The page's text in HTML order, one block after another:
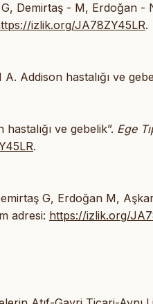
Demirtaş - M, Erdoğan -
izlik.org/JA78ZY45LR.
Addison hastalığı ve
ve gebelik”. Ege
.
G, Erdoğan M,
adresi: https://izlik.org/